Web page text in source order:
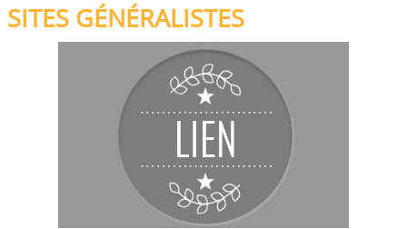
SITES GÉNÉRALISTES